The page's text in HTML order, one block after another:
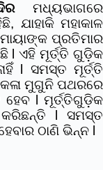
ମଧ୍ୟଭାଗରେ
ମହାକାଳ
ପ୍ରତିମାର
l ଏହି ମୂର୍ତ୍ତି ଗୁଡ଼ିକ
l ସମସ୍ତ ମୂର୍ତ୍ତି
ମୁଗୁନି ପଥରରେ
l ମୂର୍ତ୍ତିଗୁଡ଼ିକ
କରିଛନ୍ତି l ସମସ୍ତ
ଠାଣି ଭିନ୍ନ l